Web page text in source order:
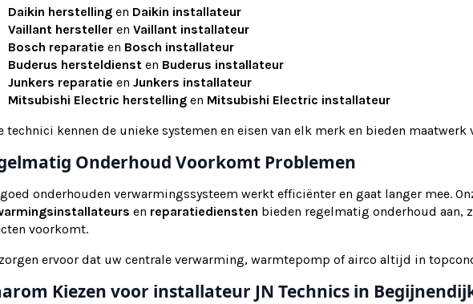
Daikin herstelling en Daikin installateur
Vaillant hersteller en Vaillant installateur
Bosch reparatie en Bosch installateur
Buderus hersteldienst en Buderus installateur
Junkers reparatie en Junkers installateur
Mitsubishi Electric herstelling en Mitsubishi Electric installateur
technici kennen de unieke systemen en eisen van elk merk en bieden
Onderhoud Voorkomt Problemen
goed onderhouden verwarmingssysteem werkt efficiënter en gaat langer mee.
en reparatiediensten bieden regelmatig onderhoud aan,
voorkomt.
ervoor dat uw centrale verwarming, warmtepomp of airco altijd in
Kiezen voor installateur JN Technics in